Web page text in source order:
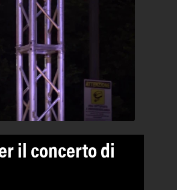
il concerto di